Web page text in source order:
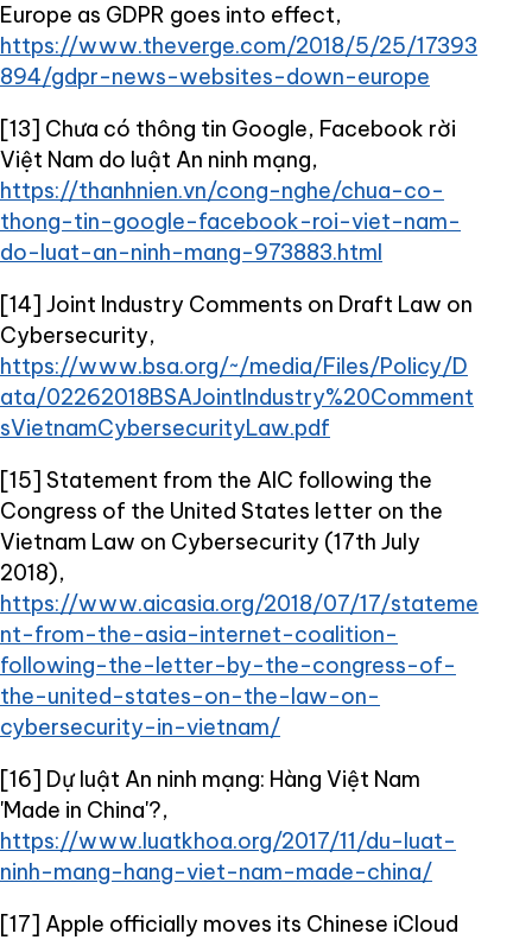
Europe as GDPR goes into effect,
https://www.theverge.com/2018/5/25/17393
894/gdpr-news-websites-down-europe
[13] Chưa có thông tin Google, Facebook rời
Việt Nam do luật An ninh mạng,
https://thanhnien.vn/cong-nghe/chua-co-
thong-tin-google-facebook-roi-viet-nam-
do-luat-an-ninh-mang-973883.html
[14] Joint Industry Comments on Draft Law on
Cybersecurity,
https://www.bsa.org/~/media/Files/Policy/D
ata/02262018BSAJointIndustry%20Comment
sVietnamCybersecurityLaw.pdf
[15] Statement from the AIC following the
Congress of the United States letter on the
Vietnam Law on Cybersecurity (17th July
2018),
https://www.aicasia.org/2018/07/17/stateme
nt-from-the-asia-internet-coalition-
following-the-letter-by-the-congress-of-
the-united-states-on-the-law-on-
cybersecurity-in-vietnam/
[16] Dự luật An ninh mạng: Hàng Việt Nam
'Made in China'?,
https://www.luatkhoa.org/2017/11/du-luat-
ninh-mang-hang-viet-nam-made-china/
[17] Apple officially moves its Chinese iCloud